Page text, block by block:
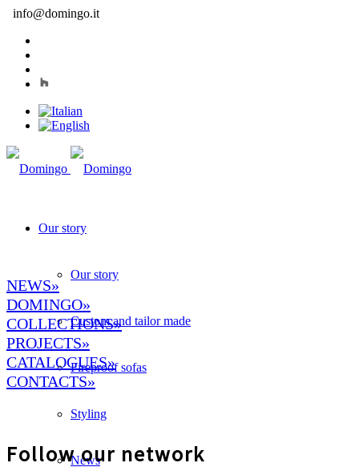
info@domingo.it
Our story
Our story
Custom and tailor made
Fireproof sofas
Styling
News
NEWS»
DOMINGO»
COLLECTIONS»
PROJECTS»
CATALOGUES»
CONTACTS»
Follow our network